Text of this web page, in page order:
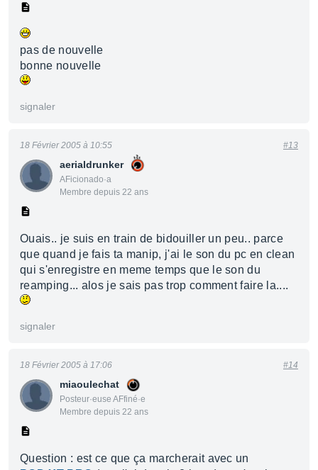
pas de nouvelle
bonne nouvelle
signaler
aerialdrunker
AFicionado·a
Membre depuis 22 ans
18 Février 2005 à 10:55 #13
Ouais.. je suis en train de bidouiller un peu.. parce
que quand je fais ta manip, j'ai le son du pc en clean
qui s'enregistre en meme temps que le son du
reamping... alos je sais pas trop comment faire la....
signaler
miaoulechat
Posteur·euse AFfiné·e
Membre depuis 22 ans
18 Février 2005 à 17:06 #14
Question : est ce que ça marcherait avec un